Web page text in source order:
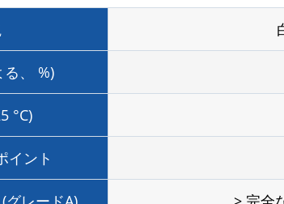
る、 %)
°C)
イント